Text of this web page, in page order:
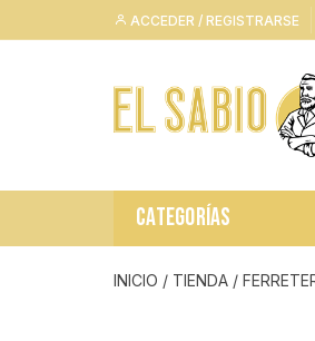
al
ACCEDER / REGISTRARSE
CATEGORÍAS
INICIO / TIENDA /